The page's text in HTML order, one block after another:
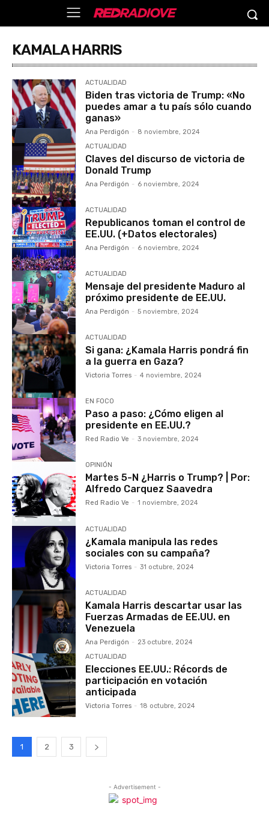
KAMALA HARRIS
ACTUALIDAD
Biden tras victoria de Trump: «No
puedes amar a tu país sólo cuando
ganas»
Ana Perdigón - 8 noviembre, 2024
ACTUALIDAD
Claves del discurso de victoria de
Donald Trump
Ana Perdigón - 6 noviembre, 2024
ACTUALIDAD
Republicanos toman el control de
EE.UU. (+Datos electorales)
Ana Perdigón - 6 noviembre, 2024
ACTUALIDAD
Mensaje del presidente Maduro al
próximo presidente de EE.UU.
Ana Perdigón - 5 noviembre, 2024
ACTUALIDAD
Si gana: ¿Kamala Harris pondrá fin
a la guerra en Gaza?
Victoria Torres - 4 noviembre, 2024
EN FOCO
Paso a paso: ¿Cómo eligen al
presidente en EE.UU.?
Red Radio Ve - 3 noviembre, 2024
OPINIÓN
Martes 5-N ¿Harris o Trump? | Por:
Alfredo Carquez Saavedra
Red Radio Ve - 1 noviembre, 2024
ACTUALIDAD
¿Kamala manipula las redes
sociales con su campaña?
Victoria Torres - 31 octubre, 2024
ACTUALIDAD
Kamala Harris descartar usar las
Fuerzas Armadas de EE.UU. en
Venezuela
Ana Perdigón - 23 octubre, 2024
ACTUALIDAD
Elecciones EE.UU.: Récords de
participación en votación
anticipada
Victoria Torres - 18 octubre, 2024
1 2 3
- Advertisement -